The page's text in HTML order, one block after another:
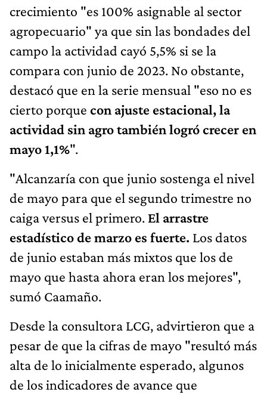
crecimiento "es 100% asignable al sector
agropecuario" ya que sin las bondades del
campo la actividad cayó 5,5% si se la
compara con junio de 2023. No obstante,
destacó que en la serie mensual "eso no es
cierto porque con ajuste estacional, la
actividad sin agro también logró crecer en
mayo 1,1%".
"Alcanzaría con que junio sostenga el nivel
de mayo para que el segundo trimestre no
caiga versus el primero. El arrastre
estadístico de marzo es fuerte. Los datos
de junio estaban más mixtos que los de
mayo que hasta ahora eran los mejores",
sumó Caamaño.
Desde la consultora LCG, advirtieron que a
pesar de que la cifras de mayo "resultó más
alta de lo inicialmente esperado, algunos
de los indicadores de avance que